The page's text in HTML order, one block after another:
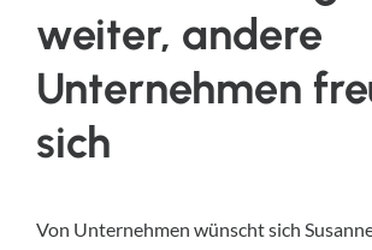
weiter, andere
Unternehmen
sich
Von Unternehmen wünscht sich